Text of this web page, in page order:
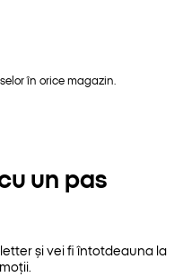
în orice magazin.
un pas
și vei fi întotdeauna la